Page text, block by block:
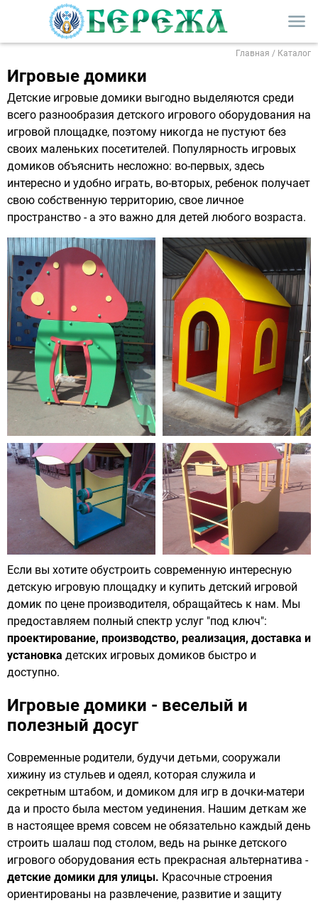
menu
Главная / Каталог
Игровые домики
Детские игровые домики выгодно выделяются среди
всего разнообразия детского игрового оборудования на
игровой площадке, поэтому никогда не пустуют без
своих маленьких посетителей. Популярность игровых
домиков объяснить несложно: во-первых, здесь
интересно и удобно играть, во-вторых, ребенок получает
свою собственную территорию, свое личное
пространство - а это важно для детей любого возраста.
Если вы хотите обустроить современную интересную
детскую игровую площадку и купить детский игровой
домик по цене производителя, обращайтесь к нам. Мы
предоставляем полный спектр услуг "под ключ":
проектирование, производство, реализация, доставка и
установка детских игровых домиков быстро и
доступно.
Игровые домики - веселый и
полезный досуг
Современные родители, будучи детьми, сооружали
хижину из стульев и одеял, которая служила и
секретным штабом, и домиком для игр в дочки-матери
да и просто была местом уединения. Нашим деткам же
в настоящее время совсем не обязательно каждый день
строить шалаш под столом, ведь на рынке детского
игрового оборудования есть прекрасная альтернатива -
детские домики для улицы. Красочные строения
ориентированы на развлечение, развитие и защиту